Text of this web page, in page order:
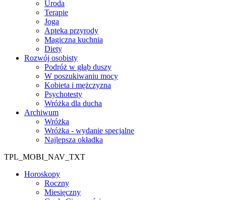
Uroda
Terapie
Joga
Apteka przyrody
Magiczna kuchnia
Diety
Rozwój osobisty
Podróż w głąb duszy
W poszukiwaniu mocy
Kobieta i mężczyzna
Psychotesty
Wróżka dla ducha
Archiwum
Wróżka
Wróżka - wydanie specjalne
Najlepsza okładka
TPL_MOBI_NAV_TXT
Horoskopy
Roczny
Miesięczny